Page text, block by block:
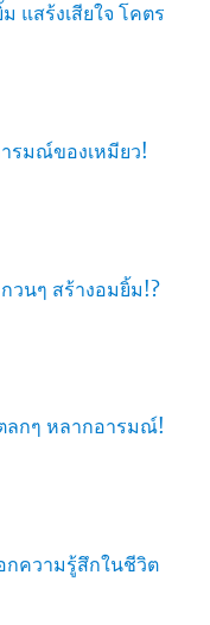
แสร้งเสียใจ โคตร
รมณ์ของเหมียว!
วนๆ สร้างอมยิ้ม!?
ลกๆ หลากอารมณ์!
กความรู้สึกในชีวิต